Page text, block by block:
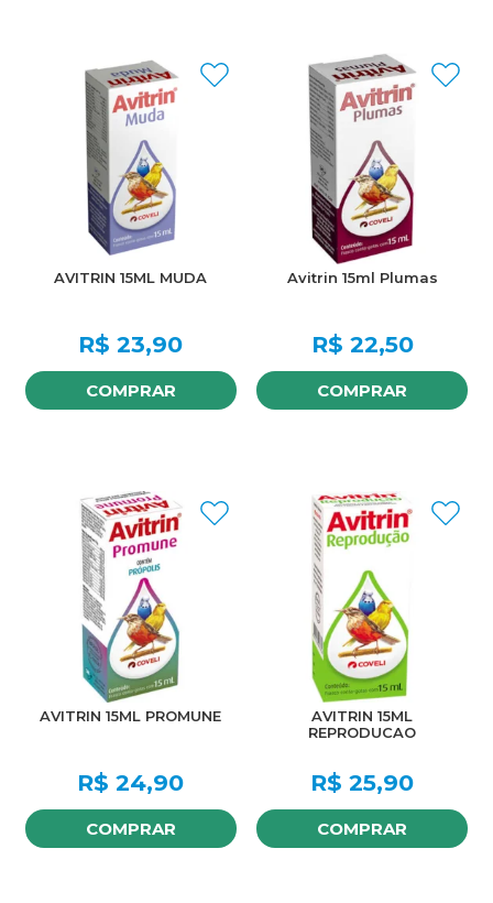
AVITRIN 15ML MUDA
R$ 23,90
COMPRAR
Avitrin 15ml Plumas
R$ 22,50
COMPRAR
AVITRIN 15ML PROMUNE
R$ 24,90
COMPRAR
AVITRIN 15ML
REPRODUCAO
R$ 25,90
COMPRAR